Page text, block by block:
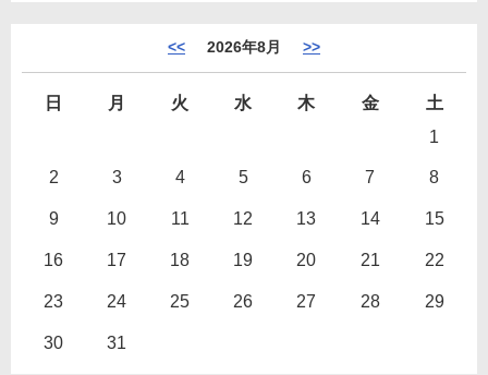
<< 2026年8月 >>
日 月 火 水 木 金
土
1
2 3 4 5 6 7 8
9 10 11 12 13 14 15
16 17 18 19 20 21 22
23 24 25 26 27 28 29
30 31